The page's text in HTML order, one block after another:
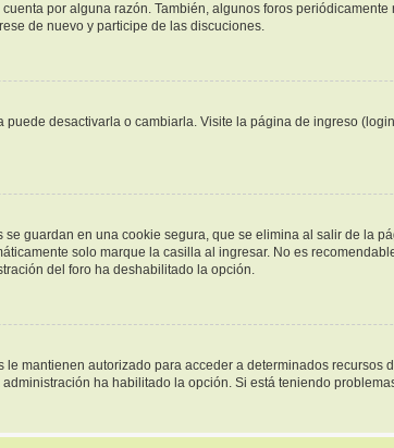
por alguna razón. También, algunos foros
de nuevo y participe de las discuciones.
puede desactivarla o cambiarla. Visite la página de ingreso
guardan en una cookie segura, que se elimina al salir de la
solo marque la casilla al ingresar. No es
del foro ha deshabilitado la opción.
mantienen autorizado para acceder a determinados
ha habilitado la opción. Si está teniendo